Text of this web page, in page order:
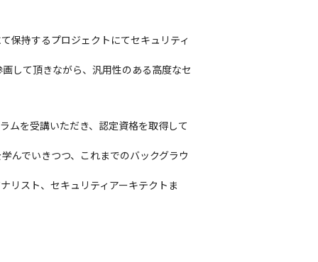
保持するプロジェクトにてセキュリティ
して頂きながら、汎用性のある高度なセ
ムを受講いただき、認定資格を取得して
んでいきつつ、これまでのバックグラウ
リスト、セキュリティアーキテクトま